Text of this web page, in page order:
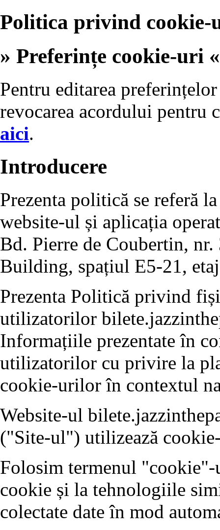
Politica privind cookie-
» Preferințe cookie-uri «
Pentru editarea
revocarea acordului pentru
aici.
Introducere
Prezenta politică se referă
website-ul și aplicația
Bd. Pierre de Coubertin,
Building, spațiul E5-21,
Prezenta Politică privind
utilizatorilor
Informațiile prezentate în
utilizatorilor cu privire la
cookie-urilor în contextul
Website-ul
("Site-ul") utilizează
Folosim termenul
cookie și la tehnologiile
colectate date în mod